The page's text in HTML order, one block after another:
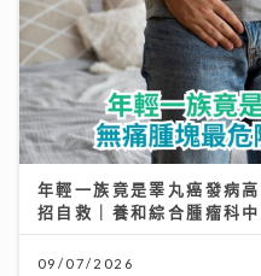
年輕一族竟是睪丸癌發病
招自救｜養和綜合腫瘤科
09/07/2026